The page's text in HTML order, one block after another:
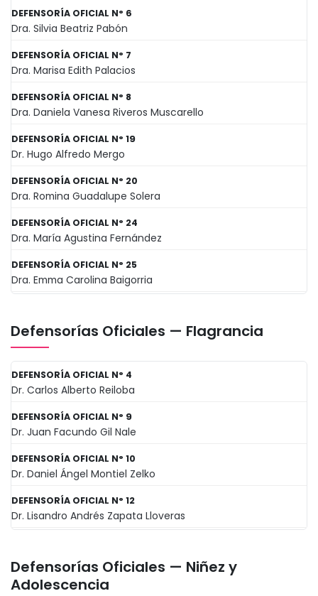
DEFENSORÍA OFICIAL N° 6
Dra. Silvia Beatriz Pabón
DEFENSORÍA OFICIAL N° 7
Dra. Marisa Edith Palacios
DEFENSORÍA OFICIAL N° 8
Dra. Daniela Vanesa Riveros Muscarello
DEFENSORÍA OFICIAL N° 19
Dr. Hugo Alfredo Mergo
DEFENSORÍA OFICIAL N° 20
Dra. Romina Guadalupe Solera
DEFENSORÍA OFICIAL N° 24
Dra. María Agustina Fernández
DEFENSORÍA OFICIAL N° 25
Dra. Emma Carolina Baigorria
Defensorías Oficiales — Flagrancia
DEFENSORÍA OFICIAL N° 4
Dr. Carlos Alberto Reiloba
DEFENSORÍA OFICIAL N° 9
Dr. Juan Facundo Gil Nale
DEFENSORÍA OFICIAL N° 10
Dr. Daniel Ángel Montiel Zelko
DEFENSORÍA OFICIAL N° 12
Dr. Lisandro Andrés Zapata Lloveras
Defensorías Oficiales — Niñez y
Adolescencia